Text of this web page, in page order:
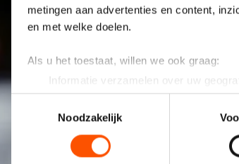
metingen aan advertenties en content,
en met welke doelen.
Als u het toestaat, willen we ook graag:
Informatie verzamelen over uw
Uw apparaat identificeren door het
Lees meer over hoe uw persoonlijke
toestemming op elk moment wijzigen of
Noodzakelijk